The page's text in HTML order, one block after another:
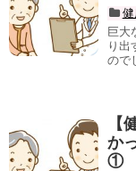
巨大
り出
ので
【
か
①